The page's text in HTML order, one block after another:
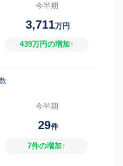
今半期
3,711万円
439万円の増加↑
今半期
29件
7件の増加↑